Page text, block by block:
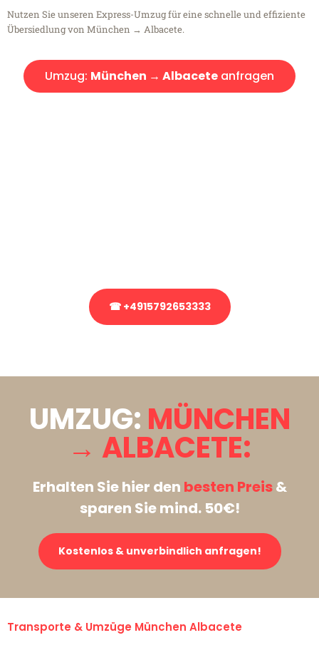
Nutzen Sie unseren Express-Umzug für eine schnelle und effiziente
Übersiedlung von München → Albacete.
Umzug: München → Albacete anfragen
☎ +4915792653333
UMZUG: MÜNCHEN
→ ALBACETE:
Erhalten Sie hier den besten Preis&
sparen Sie mind. 50€!
Kostenlos & unverbindlich anfragen!
Transporte & Umzüge München Albacete